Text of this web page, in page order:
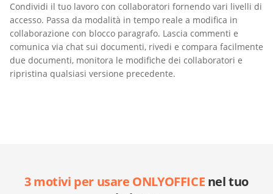
Condividi il tuo lavoro con collaboratori fornendo vari livelli di
accesso. Passa da modalità in tempo reale a modifica in
collaborazione con blocco paragrafo. Lascia commenti e
comunica via chat sui documenti, rivedi e compara facilmente
due documenti, monitora le modifiche dei collaboratori e
ripristina qualsiasi versione precedente.
3 motivi per usare ONLYOFFICE nel tuo